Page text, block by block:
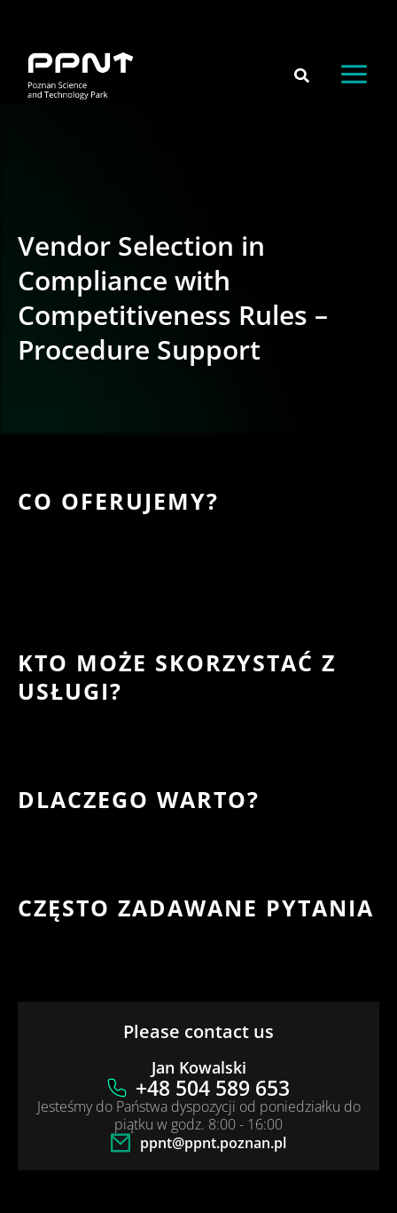
content
Vendor Selection in
Compliance with
Competitiveness Rules –
Procedure Support
CO OFERUJEMY?
KTO MOŻE SKORZYSTAĆ Z
USŁUGI?
DLACZEGO WARTO?
CZĘSTO ZADAWANE PYTANIA
Please contact us
Jan Kowalski
+48 504 589 653
Jesteśmy do Państwa dyspozycji od poniedziałku do
piątku w godz. 8:00 - 16:00
ppnt@ppnt.poznan.pl